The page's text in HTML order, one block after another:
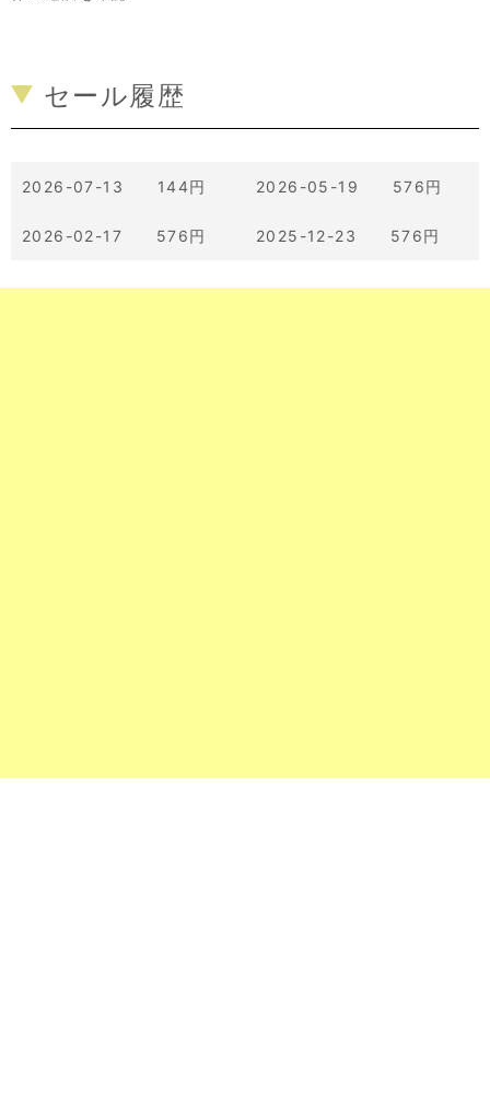
セール履歴
2026-07-13 144円 2026-05-19 576円
2026-02-17 576円 2025-12-23 576円